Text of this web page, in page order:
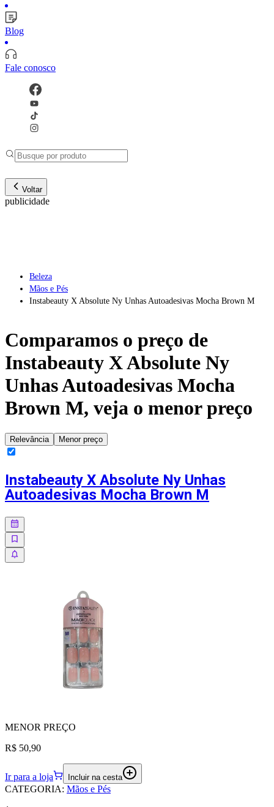
Blog
Fale conosco
Voltar
publicidade
Beleza
Mãos e Pés
Instabeauty X Absolute Ny Unhas Autoadesivas Mocha Brown M
Comparamos o preço de
Instabeauty X Absolute Ny
Unhas Autoadesivas Mocha
Brown M, veja o menor preço
Relevância Menor preço
Instabeauty X Absolute Ny Unhas
Autoadesivas Mocha Brown M
MENOR PREÇO
R$ 50,90
Ir para a loja Incluir na cesta
CATEGORIA: Mãos e Pés